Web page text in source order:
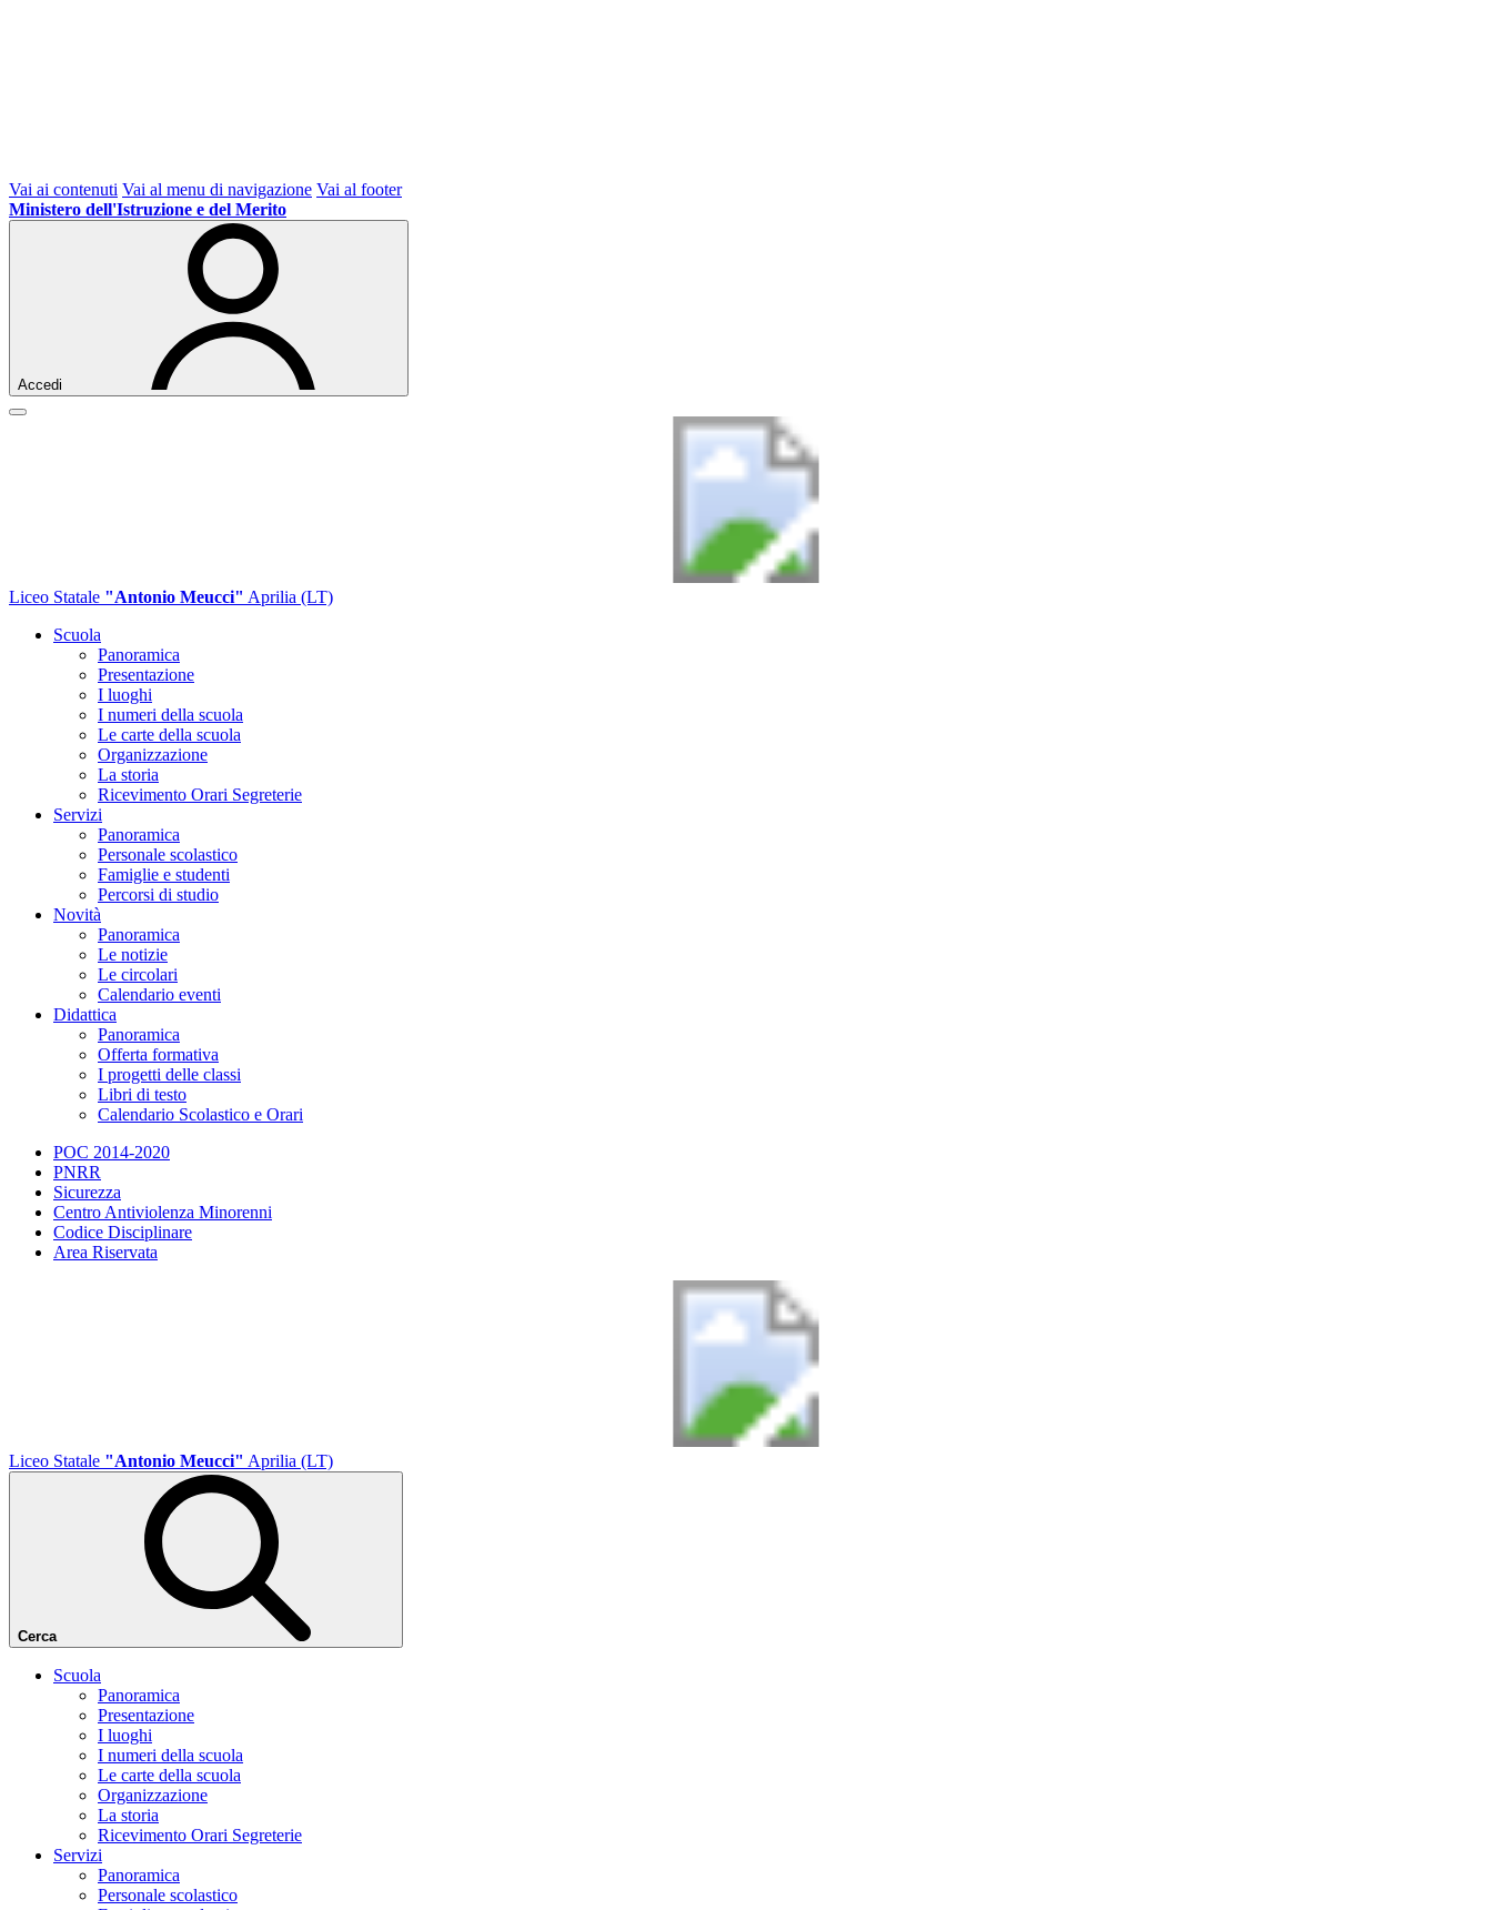
Vai ai contenuti Vai al menu di navigazione Vai al footer
Ministero dell'Istruzione e del Merito
Accedi
Liceo Statale "Antonio Meucci" Aprilia (LT)
Scuola
Panoramica
Presentazione
I luoghi
I numeri della scuola
Le carte della scuola
Organizzazione
La storia
Ricevimento Orari Segreterie
Servizi
Panoramica
Personale scolastico
Famiglie e studenti
Percorsi di studio
Novità
Panoramica
Le notizie
Le circolari
Calendario eventi
Didattica
Panoramica
Offerta formativa
I progetti delle classi
Libri di testo
Calendario Scolastico e Orari
POC 2014-2020
PNRR
Sicurezza
Centro Antiviolenza Minorenni
Codice Disciplinare
Area Riservata
Liceo Statale "Antonio Meucci" Aprilia (LT)
Cerca
Scuola
Panoramica
Presentazione
I luoghi
I numeri della scuola
Le carte della scuola
Organizzazione
La storia
Ricevimento Orari Segreterie
Servizi
Panoramica
Personale scolastico